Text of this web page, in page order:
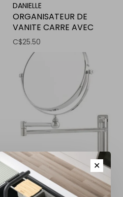
DANIELLE
ORGANISATEUR DE
VANITE CARRE AVEC
MIROIR CLAIR
C$25.50
DANIELLE
MIROIR MURAL CHROME
PIVOTANT 10X
✕